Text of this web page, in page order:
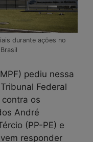
durante ações no
pediu nessa
Federal
os
André
(PP-PE) e
responder